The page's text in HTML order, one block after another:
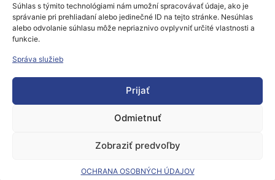
Súhlas s týmito technológiami nám umožní spracovávať údaje, ako je
správanie pri prehliadaní alebo jedinečné ID na tejto stránke. Nesúhlas
alebo odvolanie súhlasu môže nepriaznivo ovplyvniť určité vlastnosti a
funkcie.
Správa služieb
Prijať
Odmietnuť
Zobraziť predvoľby
OCHRANA OSOBNÝCH ÚDAJOV
Bližšie informácie nájdete na webovejstránke podujatia
pre účasť je potrebné sazaregistrovať.
zdroj: Euraxess, 9.3.2022, zur
Pridať do Google Calendar